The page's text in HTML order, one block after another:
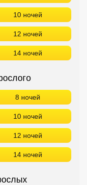
10 ночей
12 ночей
14 ночей
8 ночей
10 ночей
12 ночей
14 ночей